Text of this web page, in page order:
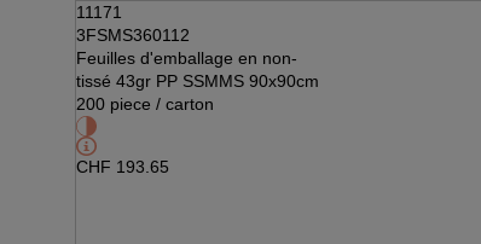
11171
3FSMS360112
Feuilles d'emballage en non-
tissé 43gr PP SSMMS 90x90cm
200 piece / carton
CHF 193.65